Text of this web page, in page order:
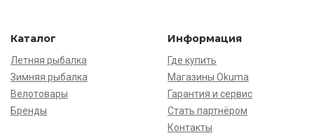
Каталог
Летняя рыбалка
Зимняя рыбалка
Велотовары
Бренды
Информация
Где купить
Магазины Okuma
Гарантия и сервис
Стать партнёром
Контакты